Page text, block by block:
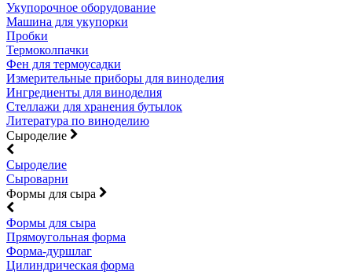
Укупорочное оборудование
Машина для укупорки
Пробки
Термоколпачки
Фен для термоусадки
Измерительные приборы для виноделия
Ингредиенты для виноделия
Стеллажи для хранения бутылок
Литература по виноделию
Сыроделие
Сыроделие
Сыроварни
Формы для сыра
Формы для сыра
Прямоугольная форма
Форма-дуршлаг
Цилиндрическая форма